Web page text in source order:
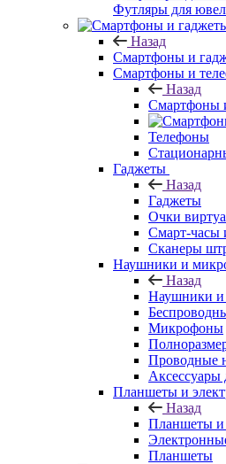
Футляры для
Назад
Смартфоны и
Смартфоны и
Назад
Смартфоны
Телефоны
Гаджеты
Назад
Гаджеты
Очки
Смарт-часы
Сканеры
Наушники и
Назад
Наушники
Микрофоны
Проводные
Аксессуары
Планшеты и
Назад
Планшеты и
Планшеты